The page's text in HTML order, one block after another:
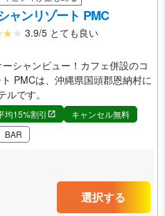
ャンリゾート PMC
3.9/5 とても良い
シャンビュー！カフェ併設のコ
PMCは、沖縄県国頭郡恩納村に
です。
均15%割引
キャンセル無料
BAR
選択する